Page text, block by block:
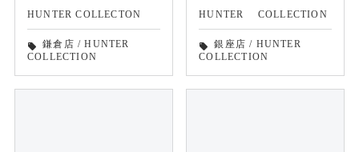
HUNTER COLLECTON
local_offer 鎌倉店 /HUNTER
COLLECTION
HUNTER COLLECTION
local_offer 銀座店 / HUNTER
COLLECTION